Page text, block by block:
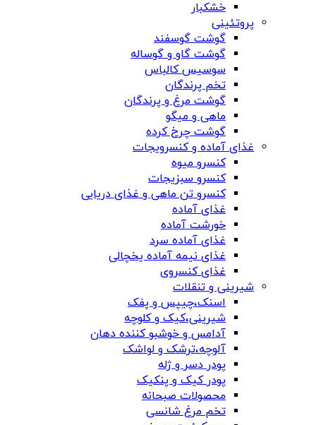
خشکبار
پروتئینی
گوشت گوسفند
گوشت گاو و گوساله
سوسیس کالباس
تخم پرندگان
گوشت مرغ و پرندگان
ماهی و میگو
گوشت چرخ کرده
غذای آماده و کنسرویجات
کنسرو میوه
کنسرو سبزیجات
کنسرو تن ماهی و غذای دریایی
غذای آماده
خورشت آماده
غذای آماده سرد
غذای نیمه آماده یخچالی
غذای کنسروی
شیرینی و تنقلات
اسنک،چیپس و پفک
شیرینی،کیک و کلوچه
آدامس و خوشبو کننده دهان
آلوچه،ترشک و لواشک
پودر دسر و ژله
پودر کیک و پنکیک
محصولات صبحانه
تخم مرغ شانسی